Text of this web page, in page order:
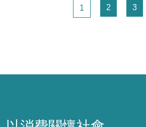
頁面
1 頁面
2 頁面
3